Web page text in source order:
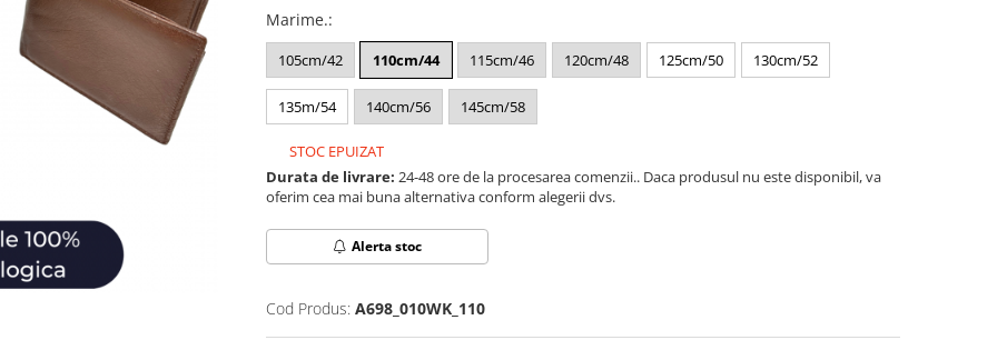
Marime.:
105cm/42 110cm/44 115cm/46 120cm/48 125cm/50 130cm/52
135m/54 140cm/56 145cm/58
STOC EPUIZAT
Durata de livrare: 24-48 ore de la procesarea comenzii.. Daca produsul nu este disponibil, va
oferim cea mai buna alternativa conform alegerii dvs.
Alerta stoc
Cod Produs: A698_010WK_110